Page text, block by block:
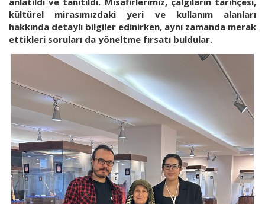
kültürel mirasımızdaki yeri ve kullanım alanları
hakkında detaylı bilgiler edinirken, aynı zamanda merak
ettikleri soruları da yöneltme fırsatı buldular.